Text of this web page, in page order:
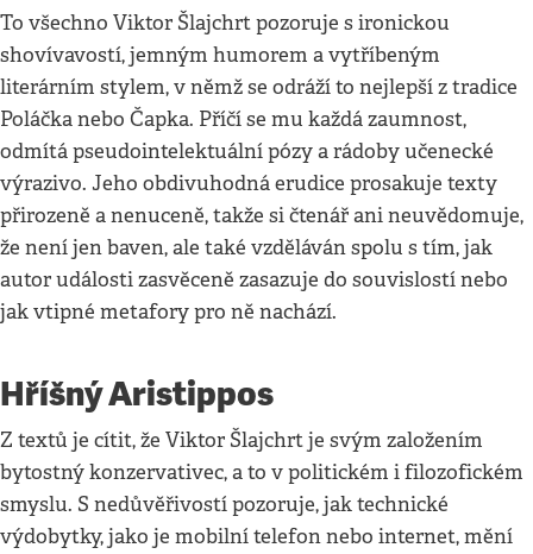
To všechno Viktor Šlajchrt pozoruje s ironickou
shovívavostí, jemným humorem a vytříbeným
literárním stylem, v němž se odráží to nejlepší z tradice
Poláčka nebo Čapka. Příčí se mu každá zaumnost,
odmítá pseudointelektuální pózy a rádoby učenecké
výrazivo. Jeho obdivuhodná erudice prosakuje texty
přirozeně a nenuceně, takže si čtenář ani neuvědomuje,
že není jen baven, ale také vzděláván spolu s tím, jak
autor události zasvěceně zasazuje do souvislostí nebo
jak vtipné metafory pro ně nachází.
Hříšný Aristippos
Z textů je cítit, že Viktor Šlajchrt je svým založením
bytostný konzervativec, a to v politickém i filozofickém
smyslu. S nedůvěřivostí pozoruje, jak technické
výdobytky, jako je mobilní telefon nebo internet, mění